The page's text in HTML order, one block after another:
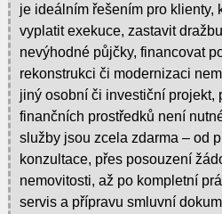
je ideálním řešením pro klienty,
vyplatit exekuce, zastavit
nevýhodné půjčky, financovat
rekonstrukci či modernizaci
jiný osobní či investiční projekt,
finančních prostředků není
služby jsou zcela zdarma – od
konzultace, přes posouzení
nemovitosti, až po kompletní
servis a přípravu smluvní